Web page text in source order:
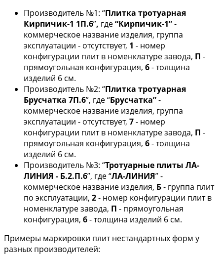
Производитель №1: “Плитка тротуарная
Кирпичик-1 1П.6”, где“Кирпичик-1”-
коммерческое название изделия, группа
эксплуатации - отсутствует, 1 - номер
конфигурации плит в номенклатуре завода, П -
прямоугольная конфигурация, 6- толщина
изделий 6 см.
Производитель №2: “Плитка тротуарная
Брусчатка 7П.6”, где “Брусчатка”-
коммерческое название изделия, группа
эксплуатации - отсутствует, 7- номер
конфигурации плит в номенклатуре завода, П -
прямоугольная конфигурация, 6- толщина
изделий 6 см.
Производитель №3: “Тротуарные плиты ЛА-
ЛИНИЯ - Б.2.П.6”, где “ЛА-ЛИНИЯ” -
коммерческое название изделия, Б- группа плит
по эксплуатации, 2- номер конфигурации плит в
номенклатуре завода, П - прямоугольная
конфигурация, 6- толщина изделий 6 см.
Примеры маркировки плит нестандартных форм у
разных производителей: